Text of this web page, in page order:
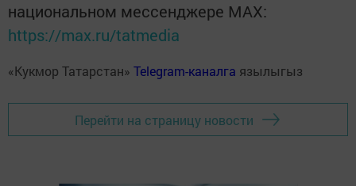
национальном мессенджере MАХ:
https://max.ru/tatmedia
«Кукмор Татарстан» Telegram-каналга язылыгыз
Перейти на страницу новости